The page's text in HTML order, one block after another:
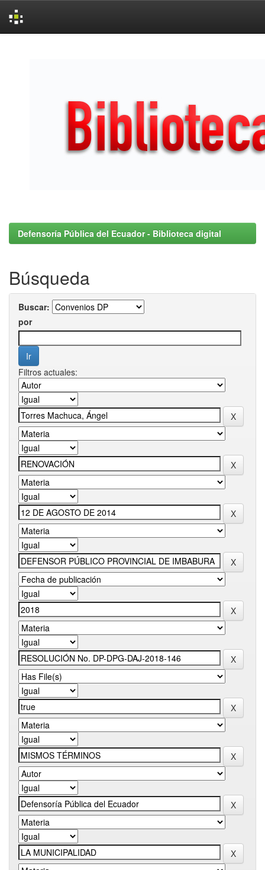
Defensoría Pública del Ecuador - Biblioteca digital
Búsqueda
Buscar:
por
Filtros actuales: